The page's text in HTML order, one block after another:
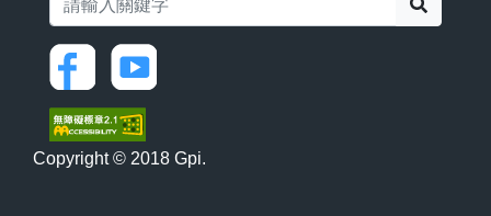
Copyright © 2018 Gpi.